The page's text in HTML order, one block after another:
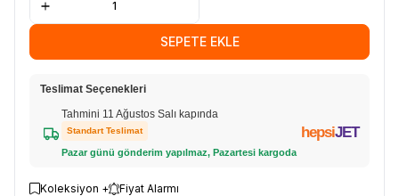
SEPETE EKLE
Teslimat Seçenekleri
Tahmini 11 Ağustos Salı kapında
Standart Teslimat
Pazar günü gönderim yapılmaz, Pazartesi kargoda
hepsiJET
Koleksiyon + Fiyat Alarmı